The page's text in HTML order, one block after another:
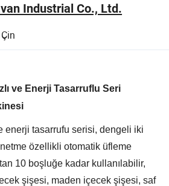
Industrial Co., Ltd.
ve Enerji Tasarruflu Seri
enerji tasarrufu serisi, dengeli iki
özellikli otomatik üfleme
10 boşluğe kadar kullanılabilir,
şişesi, maden içecek şişesi, saf